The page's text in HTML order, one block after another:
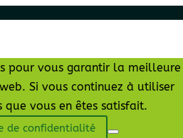
pour vous garantir la meilleure
Si vous continuez à utiliser
que vous en êtes satisfait.
de confidentialité